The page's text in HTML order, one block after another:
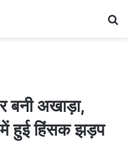
बनी अखाड़ा,
हुई हिंसक झड़प